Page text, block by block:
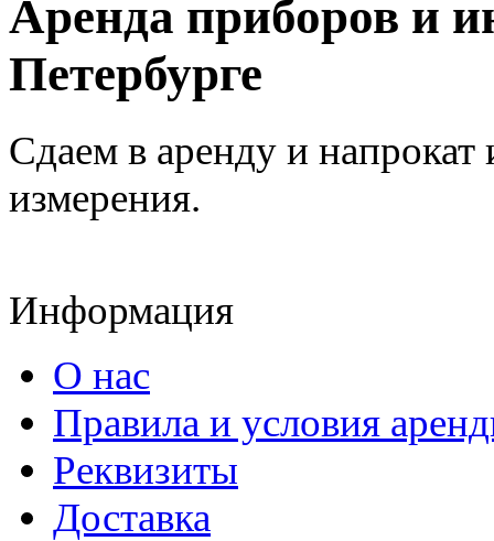
Аренда приборов и
Петербурге
Сдаем в аренду и
измерения.
Информация
О нас
Правила и условия
Реквизиты
Доставка